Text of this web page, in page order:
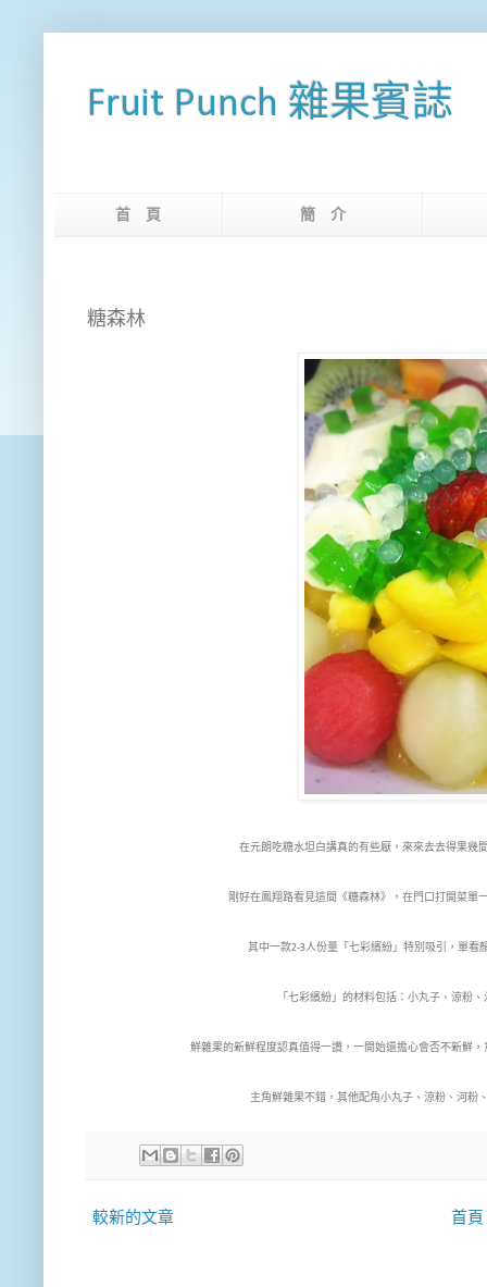
Fruit Punch 雜果賓誌
首 頁 簡 介
糖森林
在元朗吃糖水坦白講真的有些厭，來來去去得果幾
剛好在鳳翔路看見這間《糖森林》，在門口打開菜單
其中一款2-3人份量「七彩繽紛」特別吸引，單
「七彩繽紛」的材料包括：小丸子、涼粉
鮮雜果的新鮮程度認真值得一讚，一開始還擔心會否不新鮮
主角鮮雜果不錯，其他配角小丸子、涼粉、河粉
較新的文章 首頁